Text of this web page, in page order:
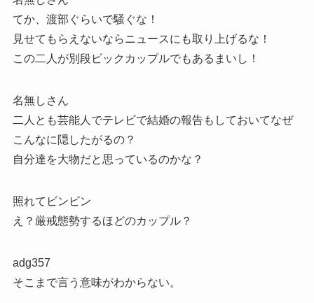
てか、渡部ぐらいで騒ぐな！
見せてもらえないならニュースにも取り上げるな！
この二人が別段ビックカップルでもあるまいし！
名無しさん
二人とも芸能人でテレビで結婚の報告もしておいてなぜ
こんなに隠したがるの？
自分達を大物だと思っているのかな？
照れてビンビン
え？厳戒態勢するほどのカップル？
adg357
そこまで言う意味がわからない。